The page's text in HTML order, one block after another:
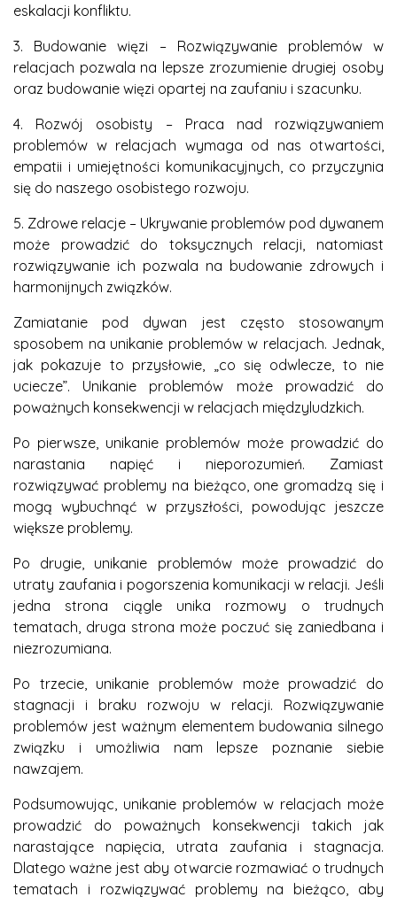
eskalacji konfliktu.
3. Budowanie więzi – Rozwiązywanie problemów w
relacjach pozwala na lepsze zrozumienie drugiej osoby
oraz budowanie więzi opartej na zaufaniu i szacunku.
4. Rozwój osobisty – Praca nad rozwiązywaniem
problemów w relacjach wymaga od nas otwartości,
empatii i umiejętności komunikacyjnych, co przyczynia
się do naszego osobistego rozwoju.
5. Zdrowe relacje – Ukrywanie problemów pod dywanem
może prowadzić do toksycznych relacji, natomiast
rozwiązywanie ich pozwala na budowanie zdrowych i
harmonijnych związków.
Zamiatanie pod dywan jest często stosowanym
sposobem na unikanie problemów w relacjach. Jednak,
jak pokazuje to przysłowie, „co się odwlecze, to nie
uciecze”. Unikanie problemów może prowadzić do
poważnych konsekwencji w relacjach międzyludzkich.
Po pierwsze, unikanie problemów może prowadzić do
narastania napięć i nieporozumień. Zamiast
rozwiązywać problemy na bieżąco, one gromadzą się i
mogą wybuchnąć w przyszłości, powodując jeszcze
większe problemy.
Po drugie, unikanie problemów może prowadzić do
utraty zaufania i pogorszenia komunikacji w relacji. Jeśli
jedna strona ciągle unika rozmowy o trudnych
tematach, druga strona może poczuć się zaniedbana i
niezrozumiana.
Po trzecie, unikanie problemów może prowadzić do
stagnacji i braku rozwoju w relacji. Rozwiązywanie
problemów jest ważnym elementem budowania silnego
związku i umożliwia nam lepsze poznanie siebie
nawzajem.
Podsumowując, unikanie problemów w relacjach może
prowadzić do poważnych konsekwencji takich jak
narastające napięcia, utrata zaufania i stagnacja.
Dlatego ważne jest aby otwarcie rozmawiać o trudnych
tematach i rozwiązywać problemy na bieżąco, aby